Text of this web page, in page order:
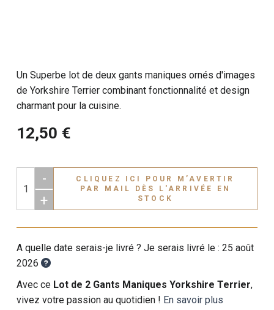
Un Superbe lot de deux gants maniques ornés d'images
de Yorkshire Terrier combinant fonctionnalité et design
charmant pour la cuisine.
12,50 €
-
+
CLIQUEZ ICI POUR M’AVERTIR
PAR MAIL DÈS L'ARRIVÉE EN
STOCK
A quelle date serais-je livré ? Je serais livré le :25 août
2026
Avec ce Lot de 2 Gants Maniques Yorkshire Terrier,
vivez votre passion au quotidien ! En savoir plus